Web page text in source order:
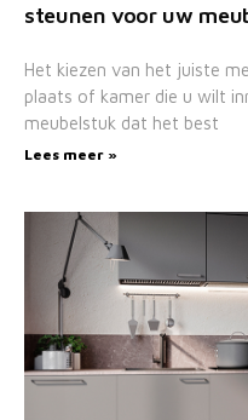
steunen voor uw
Het kiezen van het juiste
plaats of kamer die u wilt
meubelstuk dat het best
Lees meer »